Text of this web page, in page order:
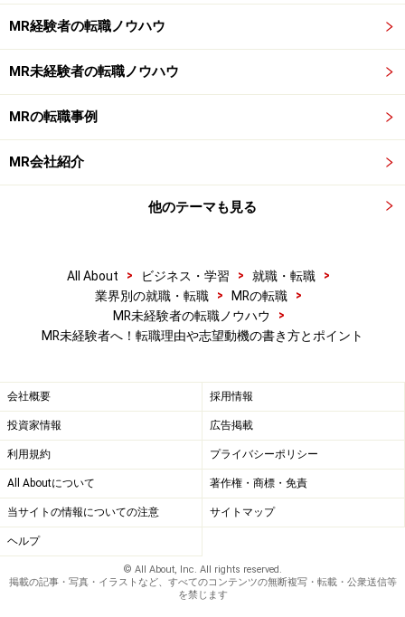
MR未経験者の場合、身内や知人の病気がきっかけとなっ
てMRに興味を持ったという人が少なくありません。この
ように医療への貢献に興味を持った具体的なきっかけを
での事例がない場合でも、病気や患者さんに関するテレ
ビ番組や報道が同様のきっかけとなった方はそれを記載
してもいいでしょう。
■専門性に魅力を感じたから
ング型営業を行っている人の姿を見たり話を聞いて、専
門性の高い営業職に興味を持ち、MRを目指そうと考えた
という人もいます。具体的なきっかけがある場合は、そ
志望動機の本気度の伝え方
入社したいという気持ちが強ければ、その会社のことを
事前に十分調べて理解しているはずだと人事担当者は考
えます。志望動機の本気度をアピールするには、応募先
企業の魅力や特長を十分理解していることを伝えるのが
効果的です。
MR経験者の転職ノウハウ
MR未経験者の転職ノウハウ
MRの転職事例
MR会社紹介
他のテーマも見る
All About > ビジネス・学習 > 就職・転職
>
業界別の就職・転職
> MRの転職
>
MR未経験者の転職ノウハウ
>
MR未経験者へ！転職理由や志望動機の書き方とポイント
会社概要 採用情報
投資家情報 広告掲載
利用規約 プライバシーポリシー
All Aboutについて 著作権・商標・免責
当サイトの情報についての注意 サイトマップ
ヘルプ
© All About, Inc. All rights reserved.
掲載の記事・写真・イラストなど、すべてのコンテンツの無断複写・転載・公衆送信等
を禁じます